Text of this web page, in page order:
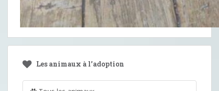
Les animaux à l’adoption